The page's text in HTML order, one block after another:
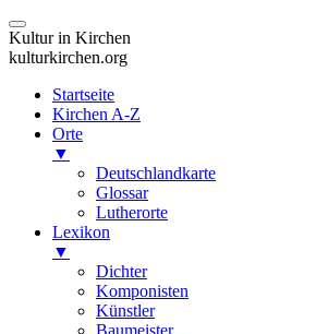
Kultur in Kirchen
kulturkirchen.org
Startseite
Kirchen A-Z
Orte
▼
Deutschlandkarte
Glossar
Lutherorte
Lexikon
▼
Dichter
Komponisten
Künstler
Baumeister